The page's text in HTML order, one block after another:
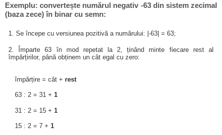
Exemplu: convertește numărul negativ -63 din sistem zecimal
(baza zece) în binar cu semn:
1. Se începe cu versiunea pozitivă a numărului: |-63| = 63;
2. Împarte 63 în mod repetat la 2, ținând minte fiecare rest al
împărțirilor, până obținem un cât egal cu zero:
împărțire = cât + rest
63 : 2 = 31 + 1
31 : 2 = 15 + 1
15 : 2 = 7 + 1